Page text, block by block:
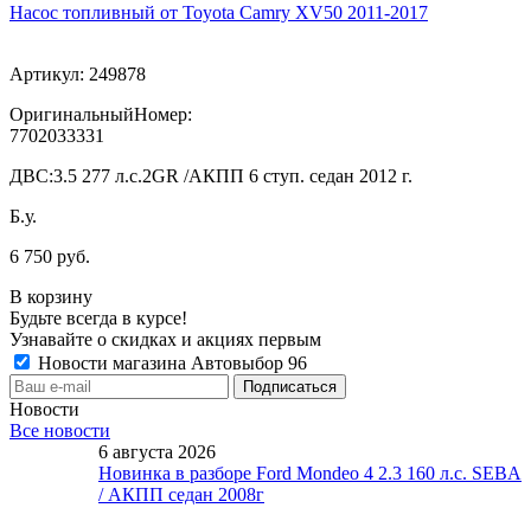
Насос топливный от Toyota Camry XV50 2011-2017
Артикул: 249878
ОригинальныйНомер:
7702033331
ДВС:3.5 277 л.с.2GR /АКПП 6 ступ. седан 2012 г.
Б.у.
6 750 руб.
В корзину
Будьте всегда в курсе!
Узнавайте о скидках и акциях первым
Новости магазина Автовыбор 96
Новости
Все новости
6 августа 2026
Новинка в разборе Ford Mondeo 4 2.3 160 л.с. SEBA
/ АКПП седан 2008г